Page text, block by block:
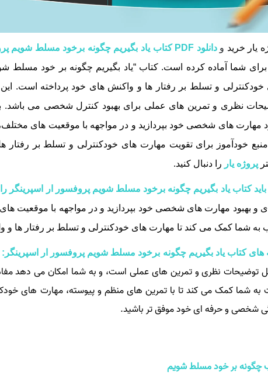
یار خرید ودانلود PDF کتاب یاد بگیریم چگونه برخود مسلط شویم پروفسور ار اسپرینگر پی دی اف
شما آماده کرده است. کتاب “یاد بگیریم چگونه بر خود مسلط
خودکنترلی و تسلط بر رفتار ها و واکنش‌ های خود پرداخته است.
نظری و تمرین‌ های عملی برای بهبود کنترل شخصی می‌ باشد.
مهارت‌ های شخصی خود بپردازید و در مواجهه با موقعیت‌ های
خودآموز برای تقویت مهارت‌ های خودکنترلی و تسلط بر
پروژه یار را دنبال کنید.
کتاب یاد بگیریم چگونه برخود مسلط شویم پروفسور ار اسپرینگر را
و بهبود مهارت‌ های شخصی خود بپردازید و در مواجهه با موقعیت‌
به شما کمک می‌ کند تا مهارت‌ های خودکنترلی و تسلط بر رفتار ها و
های کتاب یاد بگیریم چگونه برخود مسلط شویم پروفسور ار اسپرینگر:
توضیحات نظری و تمرین‌ های عملی است، و به شما امکان می‌ دهد
به شما کمک می‌ کند تا با تمرین‌ های منظم و پیوسته، مهارت‌ های
شخصی و حرفه‌ ای خود موفق‌ تر باشید.
چگونه بر خود مسلط شویم